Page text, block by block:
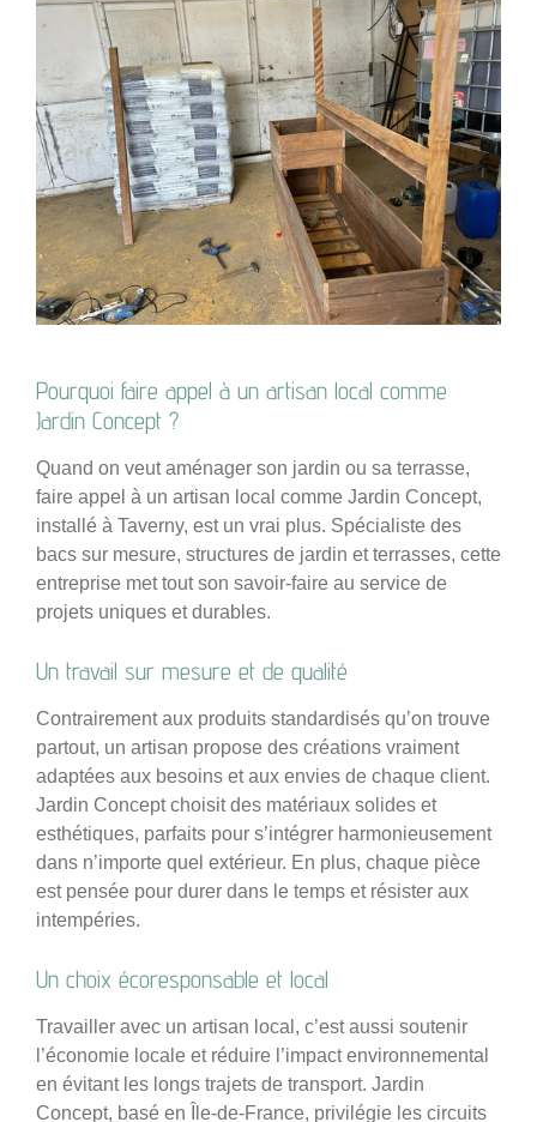
Pourquoi faire appel à un artisan local comme
Jardin Concept ?
Quand on veut aménager son jardin ou sa terrasse,
faire appel à un artisan local comme Jardin Concept,
installé à Taverny, est un vrai plus. Spécialiste des
bacs sur mesure, structures de jardin et terrasses, cette
entreprise met tout son savoir-faire au service de
projets uniques et durables.
Un travail sur mesure et de qualité
Contrairement aux produits standardisés qu’on trouve
partout, un artisan propose des créations vraiment
adaptées aux besoins et aux envies de chaque client.
Jardin Concept choisit des matériaux solides et
esthétiques, parfaits pour s’intégrer harmonieusement
dans n’importe quel extérieur. En plus, chaque pièce
est pensée pour durer dans le temps et résister aux
intempéries.
Un choix écoresponsable et local
Travailler avec un artisan local, c’est aussi soutenir
l’économie locale et réduire l’impact environnemental
en évitant les longs trajets de transport. Jardin
Concept, basé en Île-de-France, privilégie les circuits